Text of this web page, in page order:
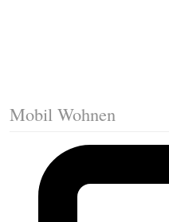
Mobil Wohnen